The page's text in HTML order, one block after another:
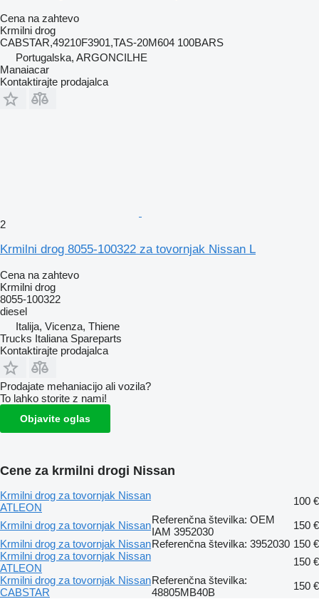
Cena na zahtevo
Krmilni drog
CABSTAR,49210F3901,TAS-20M604 100BARS
Portugalska, ARGONCILHE
Manaiacar
Kontaktirajte prodajalca
2
Krmilni drog 8055-100322 za tovornjak Nissan L
Cena na zahtevo
Krmilni drog
8055-100322
diesel
Italija, Vicenza, Thiene
Trucks Italiana Spareparts
Kontaktirajte prodajalca
Prodajate mehaniacijo ali vozila?
To lahko storite z nami!
Objavite oglas
Cene za krmilni drogi Nissan
Krmilni drog za tovornjak Nissan
ATLEON
100 €
Krmilni drog za tovornjak NissanReferenčna številka: OEM
IAM 3952030
150 €
Krmilni drog za tovornjak NissanReferenčna številka: 3952030 150 €
Krmilni drog za tovornjak Nissan
ATLEON
150 €
Krmilni drog za tovornjak Nissan
CABSTAR
Referenčna številka:
48805MB40B
150 €